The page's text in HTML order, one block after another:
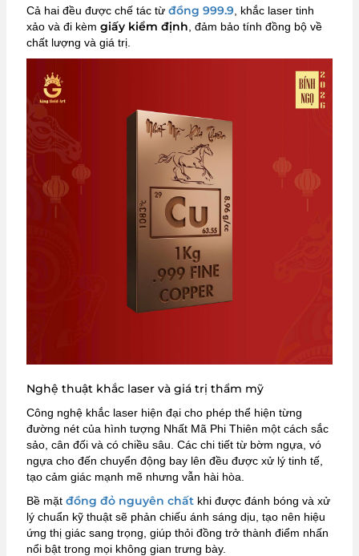
Cả hai đều được chế tác từ đồng 999.9 , khắc laser tinh
xảo và đi kèm giấy kiểm định , đảm bảo tính đồng bộ về
chất lượng và giá trị.
Nghệ thuật khắc laser và giá trị thẩm mỹ
Công nghệ khắc laser hiện đại cho phép thể hiện từng
đường nét của hình tượng Nhất Mã Phi Thiên một cách sắc
sảo, cân đối và có chiều sâu. Các chi tiết từ bờm ngựa, vó
ngựa cho đến chuyển động bay lên đều được xử lý tinh tế,
tạo cảm giác mạnh mẽ nhưng vẫn hài hòa.
Bề mặt đồng đỏ nguyên chất khi được đánh bóng và xử
lý chuẩn kỹ thuật sẽ phản chiếu ánh sáng dịu, tạo nên hiệu
ứng thị giác sang trọng, giúp thỏi đồng trở thành điểm nhấn
nổi bật trong mọi không gian trưng bày.